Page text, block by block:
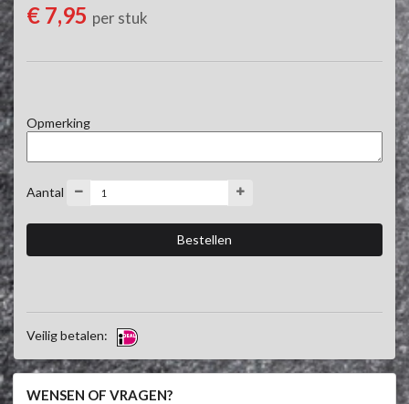
€ 7,95 per stuk
Opmerking
Aantal
Veilig betalen:
WENSEN OF VRAGEN?